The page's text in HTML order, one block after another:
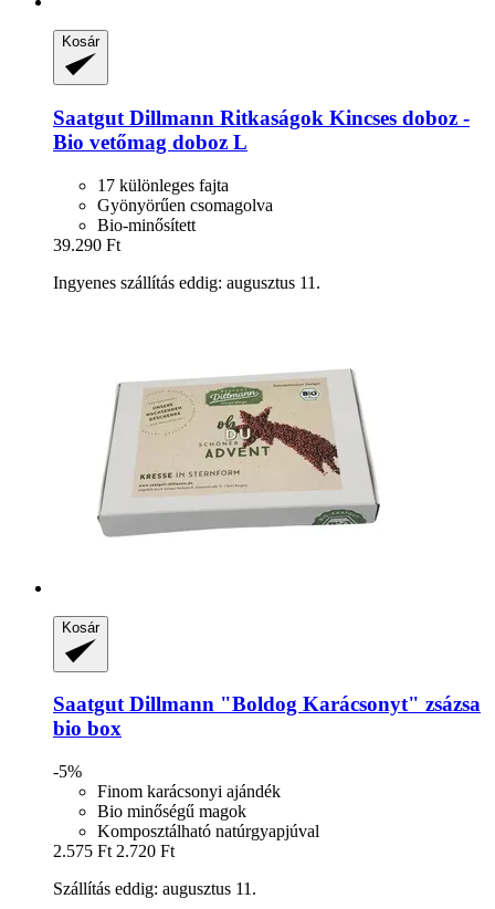
Kosár
Saatgut Dillmann Ritkaságok Kincses doboz -​
Bio vetőmag doboz L
17 különleges fajta
Gyönyörűen csomagolva
Bio-minősített
39.290 Ft
Ingyenes szállítás eddig: augusztus 11.
Kosár
Saatgut Dillmann "Boldog Karácsonyt" zsázsa
bio box
-5%
Finom karácsonyi ajándék
Bio minőségű magok
Komposztálható natúrgyapjúval
2.575 Ft 2.720 Ft
Szállítás eddig: augusztus 11.